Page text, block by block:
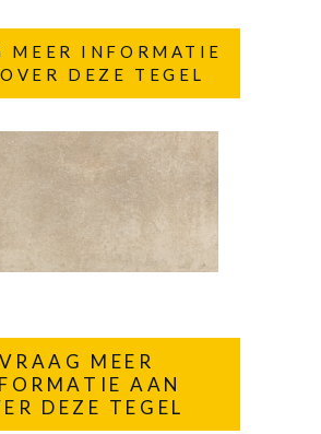
MEER INFORMATIE
DEZE TEGEL
VRAAG MEER
AAN
DEZE TEGEL